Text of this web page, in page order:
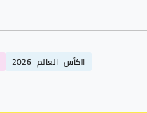
#كأس_العالم_2026